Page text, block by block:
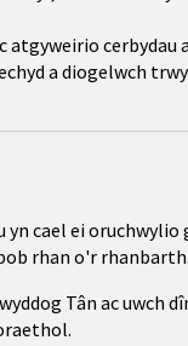
atgyweirio
a diogelwch
cael ei
rhan o'r rhanbarth.
Tân ac uwch